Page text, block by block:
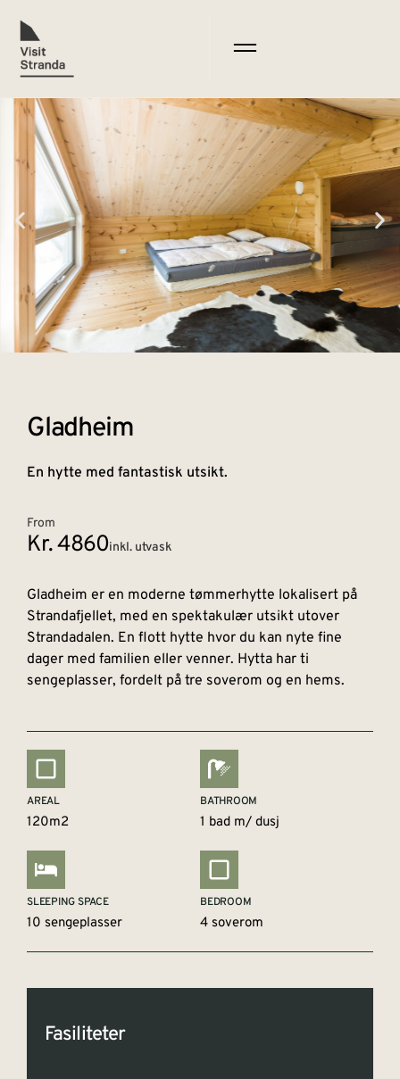
Gladheim​
En hytte med fantastisk utsikt.
From
Kr. 4860inkl. utvask
Gladheim er en moderne tømmerhytte lokalisert på
Strandafjellet, med en spektakulær utsikt utover
Strandadalen. En flott hytte hvor du kan nyte fine
dager med familien eller venner. Hytta har ti
sengeplasser, fordelt på tre soverom og en hems.
AREAL
120m2
BATHROOM
1 bad m/ dusj
SLEEPING SPACE
10 sengeplasser
BEDROOM
4 soverom
Fasiliteter